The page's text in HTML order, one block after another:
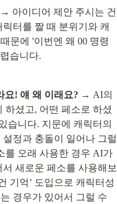
→ 아이디어 제안 주시는 건
터를 짤 때 분위기와 캐
문에 '이번엔 왜 00 명령
습니다.
요! 얘 왜 이래요? → AI의
하셨고, 어떤 페소로 하셨
습니다. 지문에 캐릭터의
정과 충돌이 일어나 그럴
를 오래 사용한 경우 AI가
새로운 페소를 사용해보
기억’ 도입으로 캐릭터성
경우가 있어서 그럴 수